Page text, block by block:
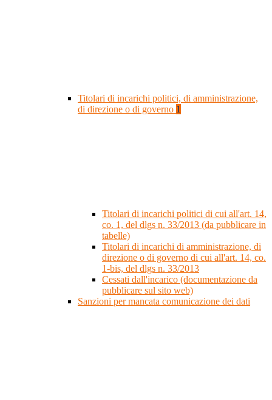
Titolari di incarichi politici, di amministrazione,
di direzione o di governo 1
Titolari di incarichi politici di cui all'art. 14,
co. 1, del dlgs n. 33/2013 (da pubblicare in
tabelle)
Titolari di incarichi di amministrazione, di
direzione o di governo di cui all'art. 14, co.
1-bis, del dlgs n. 33/2013
Cessati dall'incarico (documentazione da
pubblicare sul sito web)
Sanzioni per mancata comunicazione dei dati